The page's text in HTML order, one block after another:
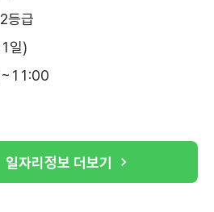
등급
일)
일자리정보 더보기